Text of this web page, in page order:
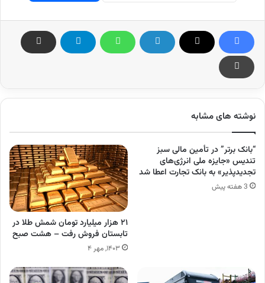
نوشته های مشابه
“بانک برتر” در تأمین مالی سبز
تندیس «جایزه ملی انرژی‌های
تجدیدپذیر» به بانک تجارت اعطا شد
3 هفته پیش
۲۱ هزار میلیارد تومان شمش طلا در
تابستان فروش رفت – هشت صبح
۱۴۰۳, مهر ۴